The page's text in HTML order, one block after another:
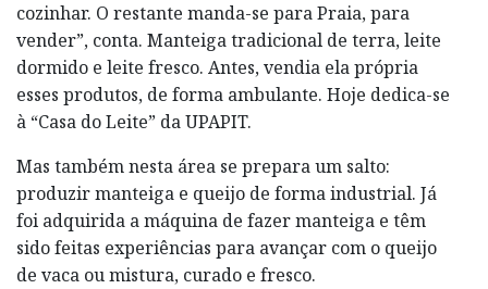
cozinhar. O restante manda-se para Praia, para
vender”, conta. Manteiga tradicional de terra, leite
dormido e leite fresco. Antes, vendia ela própria
esses produtos, de forma ambulante. Hoje dedica-se
à “Casa do Leite” da UPAPIT.
Mas também nesta área se prepara um salto:
produzir manteiga e queijo de forma industrial. Já
foi adquirida a máquina de fazer manteiga e têm
sido feitas experiências para avançar com o queijo
de vaca ou mistura, curado e fresco.